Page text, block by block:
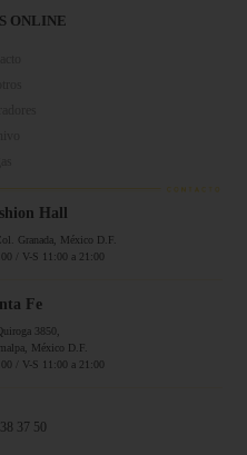
ONLINE
Hall
Granada, México D.F.
/ V-S 11:00 a 21:00
Fe
3850,
México D.F.
/ V-S 11:00 a 21:00
37 50